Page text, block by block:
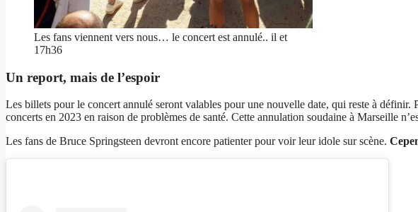
Les fans viennent vers nous… le concert est annulé.. il et
17h36
Un report, mais de l’espoir
Les billets pour le concert annulé seront valables pour une nouvelle date, qui reste à
concerts en 2023 en raison de problèmes de santé. Cette annulation soudaine à Marseille
Les fans de Bruce Springsteen devront encore patienter pour voir leur idole sur scène.